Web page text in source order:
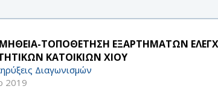
ΤΟΠΟΘΕΤΗΣΗ ΕΞΑΡΤΗΜΑΤΩΝ
ΚΑΤΟΙΚΙΩΝ ΧΙΟΥ
Διαγωνισμών
2019